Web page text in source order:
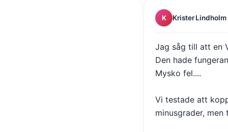
K Krister Lindholm
Jag såg till att en
Den hade
Mysko fel....
Vi testade att
minusgrader,